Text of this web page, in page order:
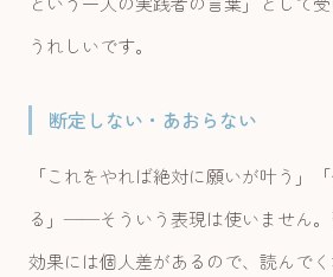
うれしいです。
断定しない・あおらない
「これをやれば絶対に願いが叶う」
る」——そういう表現は使いません
効果には個人差があるので、読んで